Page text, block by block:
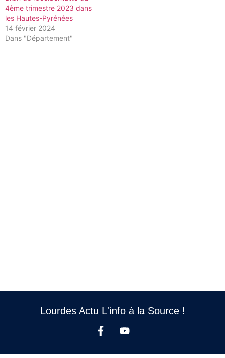
4ème trimestre 2023 dans
les Hautes-Pyrénées
14 février 2024
Dans "Département"
Lourdes Actu L'info à la Source !